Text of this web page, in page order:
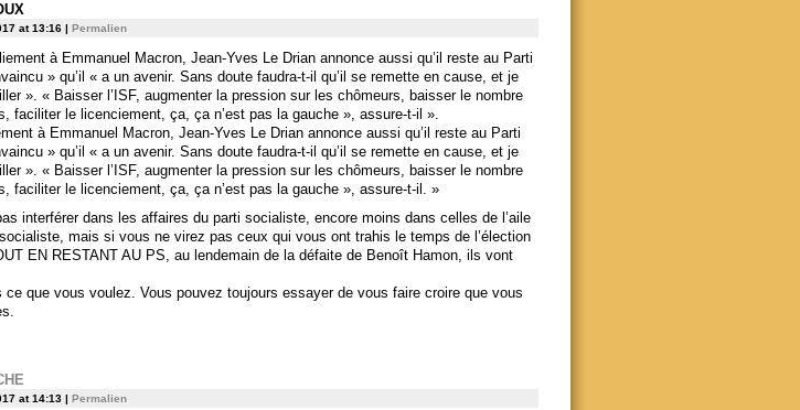
at 13:16 | Permalien
à Emmanuel Macron, Jean-Yves Le Drian annonce aussi qu’il reste au Parti
» qu’il « a un avenir. Sans doute faudra-t-il qu’il se remette en cause, et je
». « Baisser l’ISF, augmenter la pression sur les chômeurs, baisser le nombre
faciliter le licenciement, ça, ça n’est pas la gauche », assure-t-il ».
à Emmanuel Macron, Jean-Yves Le Drian annonce aussi qu’il reste au Parti
» qu’il « a un avenir. Sans doute faudra-t-il qu’il se remette en cause, et je
». « Baisser l’ISF, augmenter la pression sur les chômeurs, baisser le nombre
faciliter le licenciement, ça, ça n’est pas la gauche », assure-t-il. »
interférer dans les affaires du parti socialiste, encore moins dans celles de l’aile
mais si vous ne virez pas ceux qui vous ont trahis le temps de l’élection
EN RESTANT AU PS, au lendemain de la défaite de Benoît Hamon, ils vont
ce que vous voulez. Vous pouvez toujours essayer de vous faire croire que vous
at 14:13 | Permalien